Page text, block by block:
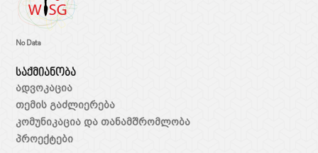
No Data
საქმიანობა
ადვოკაცია
თემის გაძლიერება
კომუნიკაცია და თანამშრომლობა
პროექტები